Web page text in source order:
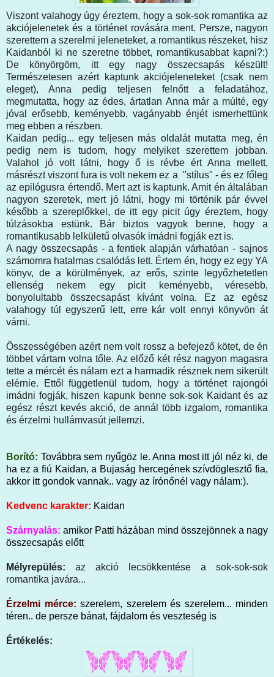
Viszont valahogy úgy éreztem, hogy a sok-sok romantika az
akciójelenetek és a történet rovására ment. Persze, nagyon
szerettem a szerelmi jeleneteket, a romantikus részeket, hisz
Kaidanból ki ne szeretne többet, romantikusabbat kapni?:)
De könyörgöm, itt egy nagy összecsapás készült!
Természetesen azért kaptunk akciójeleneteket (csak nem
eleget), Anna pedig teljesen felnőtt a feladatához,
megmutatta, hogy az édes, ártatlan Anna már a múlté, egy
jóval erősebb, keményebb, vagányabb énjét ismerhettünk
meg ebben a részben.
Kaidan pedig... egy teljesen más oldalát mutatta meg, én
pedig nem is tudom, hogy melyiket szerettem jobban.
Valahol jó volt látni, hogy ő is révbe ért Anna mellett,
másrészt viszont fura is volt nekem ez a "stílus" - és ez főleg
az epilógusra értendő. Mert azt is kaptunk. Amit én általában
nagyon szeretek, mert jó látni, hogy mi történik pár évvel
később a szereplőkkel, de itt egy picit úgy éreztem, hogy
túlzásokba estünk. Bár biztos vagyok benne, hogy a
romantikusabb lelkületű olvasók imádni fogják ezt is.
A nagy összecsapás - a fentiek alapján várhatóan - sajnos
számomra hatalmas csalódás lett. Értem én, hogy ez egy YA
könyv, de a körülmények, az erős, szinte legyőzhetetlen
ellenség nekem egy picit keményebb, véresebb,
bonyolultabb összecsapást kívánt volna. Ez az egész
valahogy túl egyszerű lett, erre kár volt ennyi könyvön át
várni.
Összességében azért nem volt rossz a befejező kötet, de én
többet vártam volna tőle. Az előző két rész nagyon magasra
tette a mércét és nálam ezt a harmadik résznek nem sikerült
elérnie. Ettől függetlenül tudom, hogy a történet rajongói
imádni fogják, hiszen kapunk benne sok-sok Kaidant és az
egész részt kevés akció, de annál több izgalom, romantika
és érzelmi hullámvasút jellemzi.
Borító: Továbbra sem nyűgöz le. Anna most itt jól néz ki, de
ha ez a fiú Kaidan, a Bujaság hercegének szívdöglesztő fia,
akkor itt gondok vannak.. vagy az írónőnél vagy nálam:).
Kedvenc karakter: Kaidan
Szárnyalás: amikor Patti házában mind összejönnek a nagy
összecsapás előtt
Mélyrepülés: az akció lecsökkentése a sok-sok-sok
romantika javára...
Érzelmi mérce: szerelem, szerelem és szerelem... minden
téren.. de persze bánat, fájdalom és veszteség is
Értékelés: